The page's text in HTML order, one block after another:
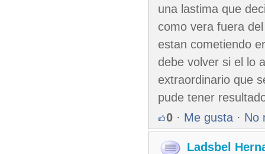
una lastima que
como vera fuera
estan cometiendo
debe volver si el lo
extraordinario que
pude tener
0 · Me gusta · No
Ladsbel